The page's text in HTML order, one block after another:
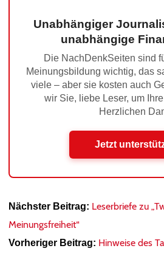
Unabhängiger
unabhängige
Die NachDenkSeiten sind
Meinungsbildung wichtig, das
viele – aber sie kosten auch
wir Sie, liebe Leser, um
Herzlichen
Jetzt
Nächster Beitrag: Leserbriefe zu
Meinungsfreiheit“
Vorheriger Beitrag: Hinweise des